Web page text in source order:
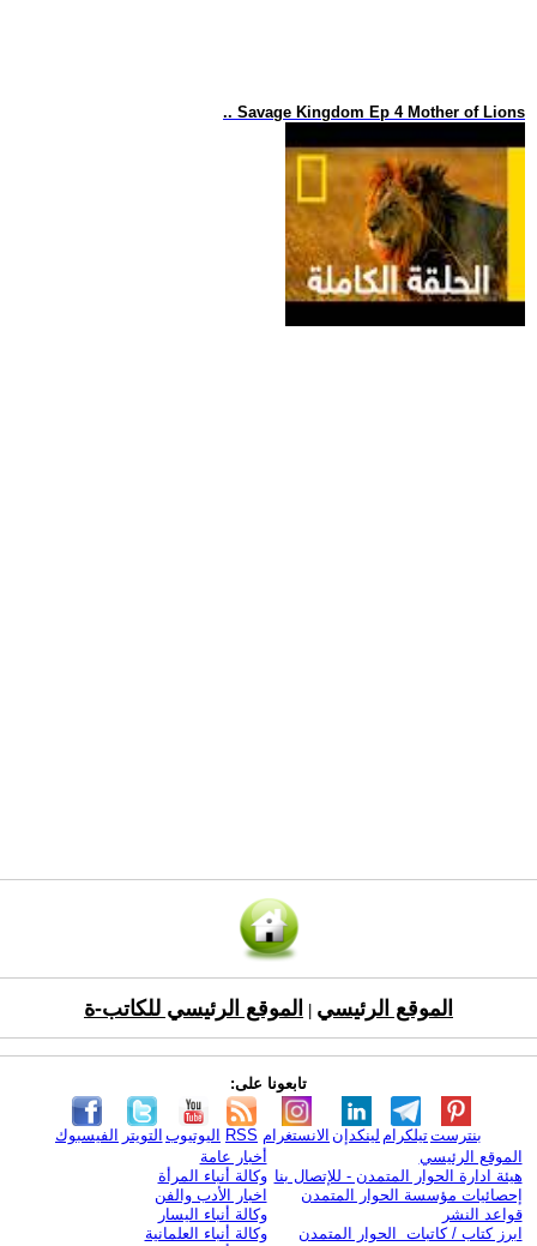
.. Savage Kingdom Ep 4 Mother of Lions
الموقع الرئيسي الموقع الرئيسي للكاتب-ة
تابعونا على:
الفيسبوك التويتر اليوتيوب RSS الانستغرام لينكدإن تيلكرامبنترست
الموقع الرئيسي
هيئة ادارة الحوار المتمدن - للإتصال بنا
إحصائيات مؤسسة الحوار المتمدن
قواعد النشر
ابرز كتاب / كاتبات الحوار المتمدن
أخبار عامة
وكالة أنباء المرأة
اخبار الأدب والفن
وكالة أنباء اليسار
وكالة أنباء العلمانية